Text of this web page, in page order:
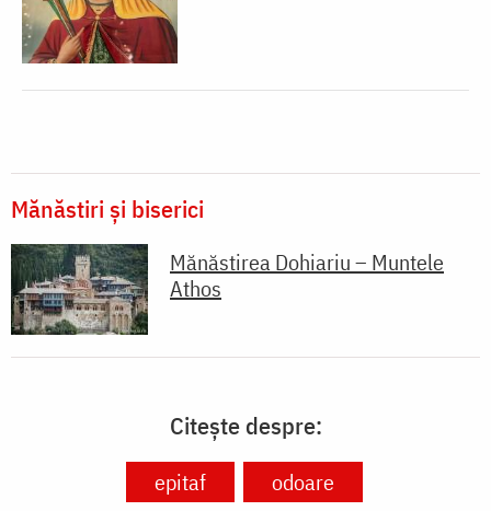
Mănăstiri și biserici
Mănăstirea Dohiariu – Muntele
Athos
Citește despre:
epitaf odoare